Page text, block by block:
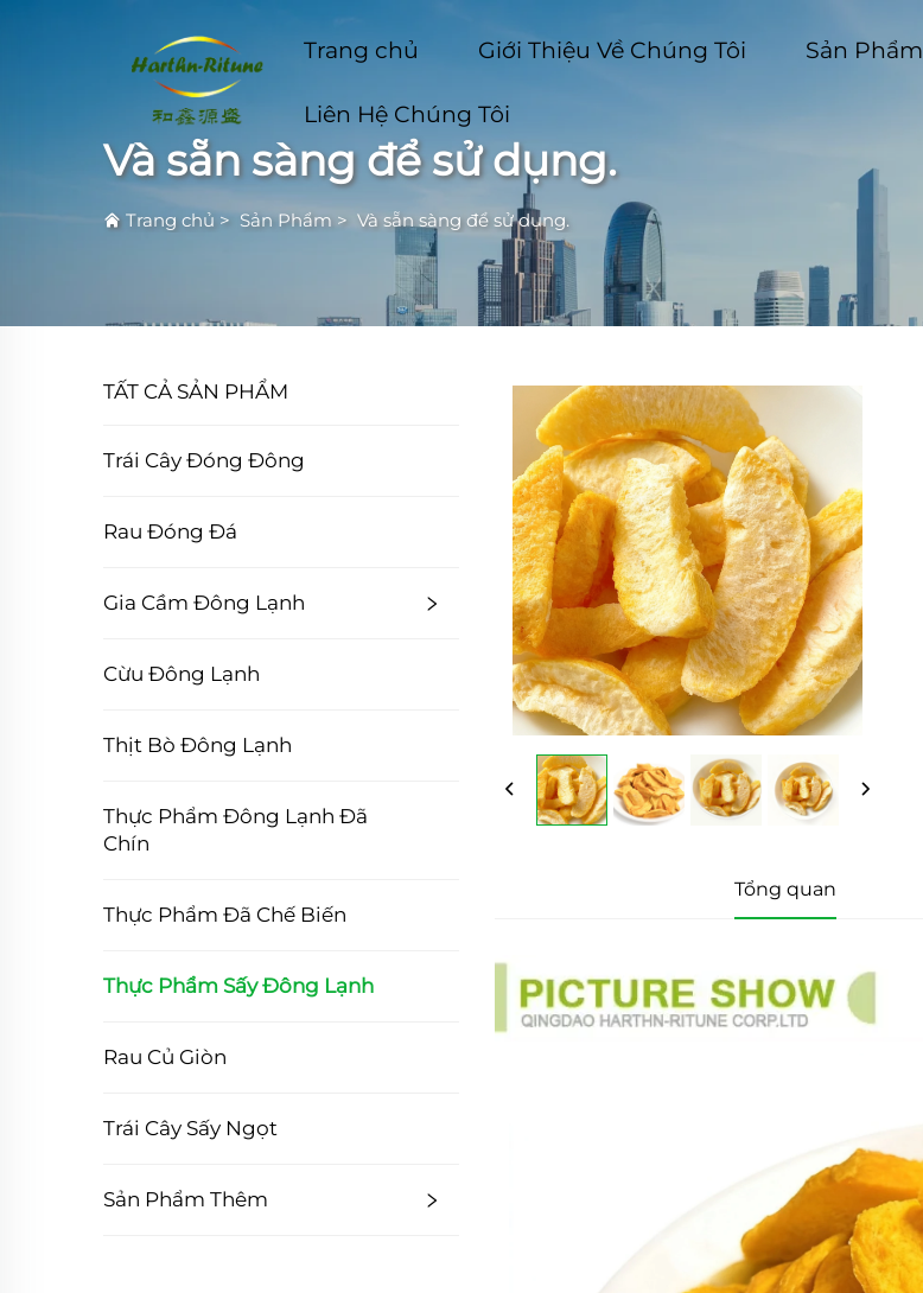
Trang chủ Giới Thiệu Về Chúng Tôi Sản Phẩm
Liên Hệ Chúng Tôi
Và sẵn sàng để sử dụng.
Trang chủ > Sản Phẩm > Và sẵn sàng để sử dụng.
TẤT CẢ SẢN PHẨM
Trái Cây Đóng Đông
Rau Đóng Đá
Gia Cầm Đông Lạnh
Cừu Đông Lạnh
Thịt Bò Đông Lạnh
Thực Phẩm Đông Lạnh Đã
Chín
Thực Phẩm Đã Chế Biến
Thực Phẩm Sấy Đông Lạnh
Rau Củ Giòn
Trái Cây Sấy Ngọt
Sản Phẩm Thêm
Tổng quan